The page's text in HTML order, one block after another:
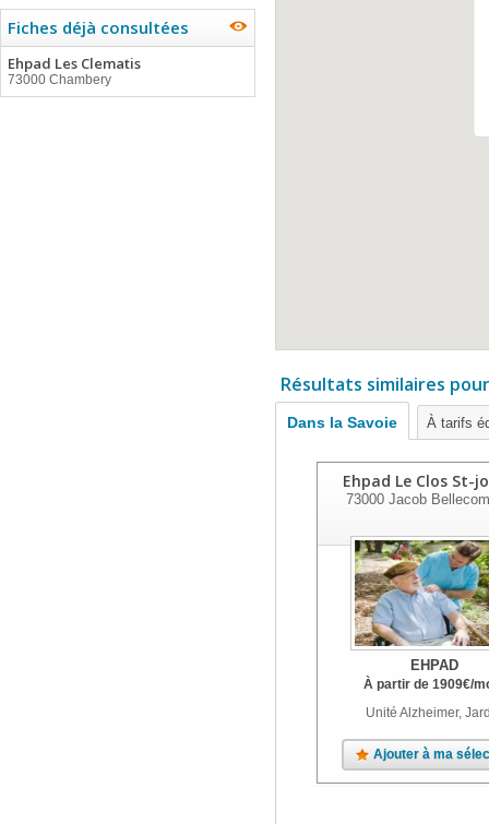
Fiches déjà consultées
Ehpad Les Clematis
73000 Chambery
Résultats similaires
Dans la Savoie À tarifs
Ehpad Le Clos St-
73000 Jacob
EHPAD
À partir de 1909€/
Unité Alzheimer,
Ajouter à ma